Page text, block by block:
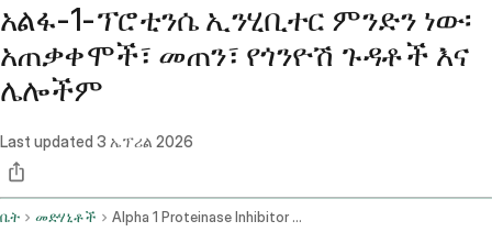
አልፋ-1-ፕሮቲንሴ ኢንሂቢተር ምንድን ነው፡
አጠቃቀሞች፣ መጠን፣ የጎንዮሽ ጉዳቶች እና
ሌሎችም
Last updated 3 ኤፕሪል 2026
ቤት መድሃኒቶች Alpha 1 Proteinase Inhibitor Human Intravenous Route